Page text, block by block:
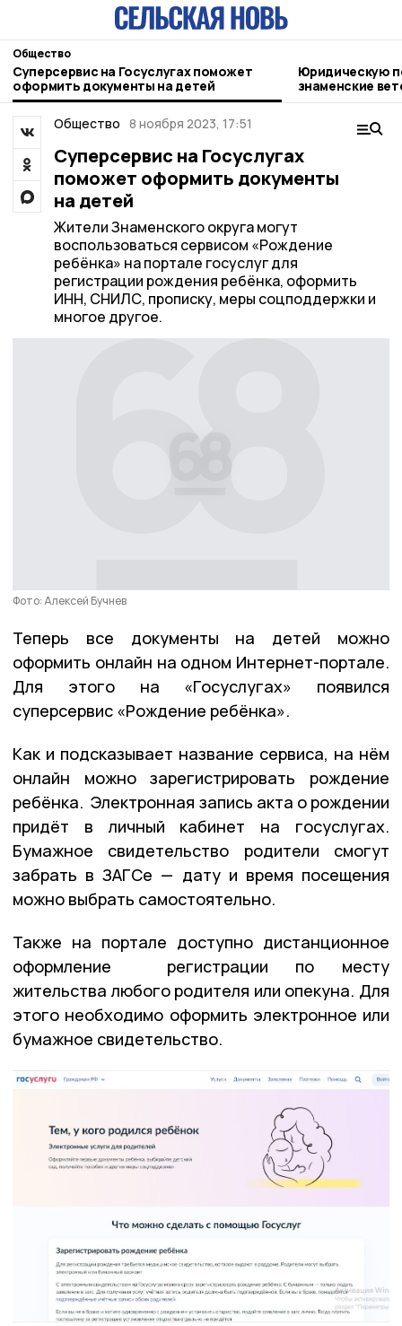
Общество
Суперсервис на Госуслугах поможет
оформить документы на детей
Юридическую
знаменские
Общество 8 ноября 2023, 17:51
Суперсервис на Госуслугах
поможет оформить документы
на детей
Жители Знаменского округа могут
воспользоваться сервисом «Рождение
ребёнка» на портале госуслуг для
регистрации рождения ребёнка, оформить
ИНН, СНИЛС, прописку, меры соцподдержки и
многое другое.
Фото: Алексей Бучнев
Теперь все документы на детей можно
оформить онлайн на одном Интернет-портале.
Для этого на «Госуслугах» появился
суперсервис «Рождение ребёнка».
Как и подсказывает название сервиса, на нём
онлайн можно зарегистрировать рождение
ребёнка. Электронная запись акта о рождении
придёт в личный кабинет на госуслугах.
Бумажное свидетельство родители смогут
забрать в ЗАГСе — дату и время посещения
можно выбрать самостоятельно.
Также на портале доступно дистанционное
оформление регистрации по месту
жительства любого родителя или опекуна. Для
этого необходимо оформить электронное или
бумажное свидетельство.